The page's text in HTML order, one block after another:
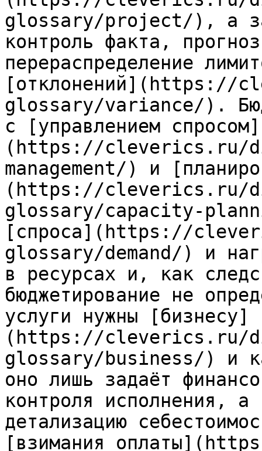
glossary/project/), а
контроль факта,
перераспределение
glossary/variance/).
с [управлением спросом]
(https://cleverics.ru/
management/) и
(https://cleverics.ru/
glossary/capacity-
[спроса](https://
glossary/demand/) и
в ресурсах и, как
бюджетирование не
услуги нужны [бизнесу]
(https://cleverics.ru/
glossary/business/) и
оно лишь задаёт
контроля исполнения,
детализацию
[взимания